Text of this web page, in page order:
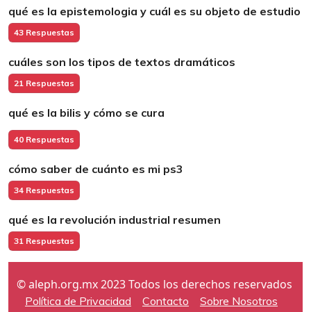
qué es la epistemologia y cuál es su objeto de estudio
43 Respuestas
cuáles son los tipos de textos dramáticos
21 Respuestas
qué es la bilis y cómo se cura
40 Respuestas
cómo saber de cuánto es mi ps3
34 Respuestas
qué es la revolución industrial resumen
31 Respuestas
© aleph.org.mx 2023 Todos los derechos reservados
Política de Privacidad Contacto Sobre Nosotros